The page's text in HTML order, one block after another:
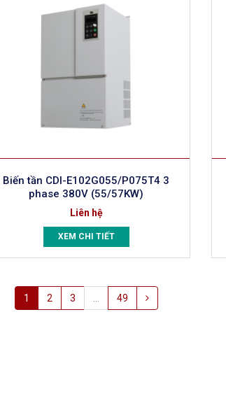
Biến tần CDI-E102G055/P075T4 3
phase 380V (55/57KW)
Liên hệ
XEM CHI TIẾT
1 2 3 49